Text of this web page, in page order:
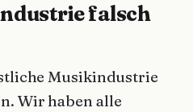
falsch
Musikindustrie
Wir haben alle